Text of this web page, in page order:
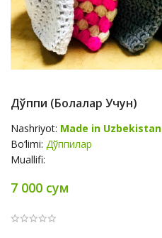
Дўппи (болалар Учун)
Nashriyot: Made in Uzbekistan
Bo‘limi: Дўппилар
Muallifi:
7 000 сум